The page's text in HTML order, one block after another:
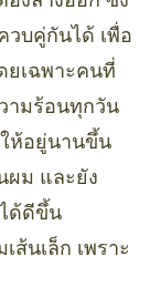
บคู่กันได้ เพื่อ
เฉพาะคนที่
ามร้อนทุกวัน
ห้อยู่นานขึ้น
ผม และยัง
ด้ดีขึ้น
นเล็ก เพราะ